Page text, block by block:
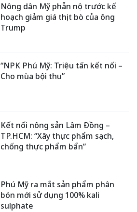
Nông dân Mỹ phẫn nộ trước kế
hoạch giảm giá thịt bò của ông
Trump
“NPK Phú Mỹ: Triệu tấn kết nối –
Cho mùa bội thu”
Kết nối nông sản Lâm Đồng –
TP.HCM: “Xây thực phẩm sạch,
chống thực phẩm bẩn”
Phú Mỹ ra mắt sản phẩm phân
bón mới sử dụng 100% kali
sulphate